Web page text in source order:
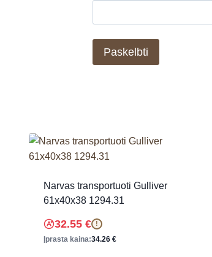
Narvas transportuoti Gulliver
61x40x38 1294.31
32.55 € !
Įprasta kaina:34.26 €